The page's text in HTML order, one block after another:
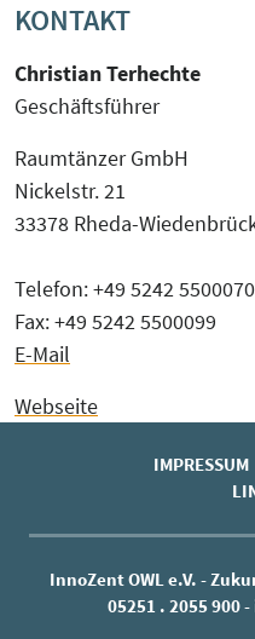
KONTAKT
Christian Terhechte
Geschäftsführer
Raumtänzer GmbH
Nickelstr. 21
33378 Rheda-
Telefon: +49 5242 5500070
Fax: +49 5242 5500099
E-Mail
Webseite
IMPRESSUM
InnoZent OWL e.V. -
05251 . 2055 900-